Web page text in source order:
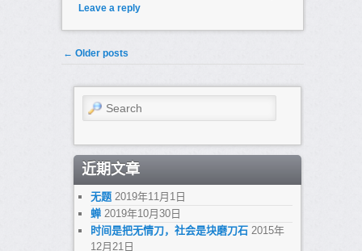
Leave a reply
Post navigation
← Older posts
Search
近期文章
无题 2019年11月1日
蝉 2019年10月30日
时间是把无情刀，社会是块磨刀石 2015年
12月21日